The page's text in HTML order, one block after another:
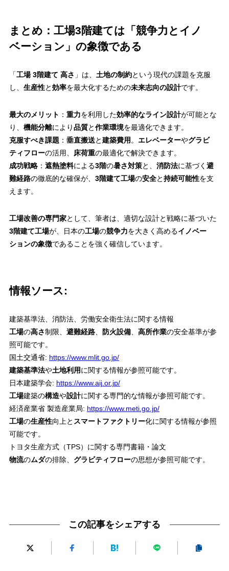
まとめ：工場3階建ては「競争力とイノ
ベーション」の象徴である
「工場 3階建て 高さ 」は、 土地の制約という現代の課題を克服
し、 生産性と効率を最大化するための未来志向の設計です。
最大のメリット ： 重力を利用した効率的なライン設計が可能とな
り、 機能分離により品質と作業環境を最適化できます。
克服すべき課題 ： 垂直搬送と建築費用。 エレベーターやグラビ
ティフローの活用、 床荷重の最適化で解決できます。
成功戦略： 遮熱塗料による3階の暑さ対策と、 消防法に基づく 避
難経路の徹底的な確保が、 3階建て工場の安全と持続可能性を支
えます。
工場改善の専門家として、筆者は、適切な設計と戦略に基づいた
3階建て工場が、日本の工場の競争力を大きく高めるイノベー
ションの象徴であることを強く確信しています。
情報ソース:
建築基準法、消防法、労働安全衛生法に関する情報
工場の高さ制限、 避難経路、 防火設備、 高所作業の安全基準が参
照可能です。
国土交通省: https://www.mlit.go.jp/
建築基準法や土地利用に関する情報が参照可能です。
日本建築学会: https://www.aij.or.jp/
工場建築の構造や設計に関する専門的な情報が参照可能です。
経済産業省 製造産業局: https://www.meti.go.jp/
工場の生産性向上と スマートファクトリー化に関する情報が参照
可能です。
トヨタ生産方式（TPS）に関する専門書籍・論文
物流のムダの排除、 グラビティフローの思想が参照可能です。
この記事をシェアする